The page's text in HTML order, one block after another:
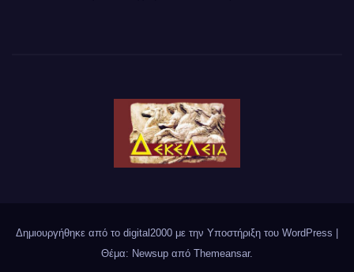
Δημιουργήθηκε από το digital2000 με την Υποστήριξη του WordPress
Θέμα: Newsup από Themeansar.